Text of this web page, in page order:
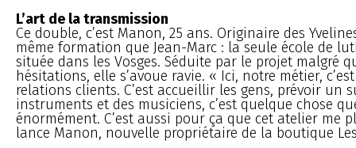
L’art de la transmission
Ce double, c’est Manon, 25 ans. Originaire des
même formation que Jean-Marc : la seule école de
située dans les Vosges. Séduite par le projet malgré
hésitations, elle s’avoue ravie. « Ici, notre métier,
relations clients. C’est accueillir les gens, prévoir un
instruments et des musiciens, c’est quelque chose
énormément. C’est aussi pour ça que cet atelier me
lance Manon, nouvelle propriétaire de la boutique